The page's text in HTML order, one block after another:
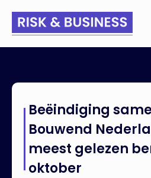
Nederland met Aon meest
Beëindiging
Bouwend
meest gelezen
oktober